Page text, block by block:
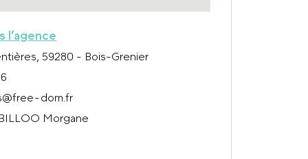
l’agence
59280 - Bois-Grenier
dom.fr
Morgane